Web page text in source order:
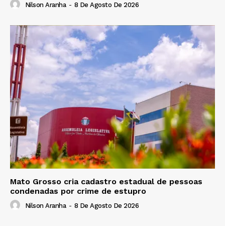
Nilson Aranha - 8 De Agosto De 2026
Mato Grosso cria cadastro estadual de pessoas
condenadas por crime de estupro
Nilson Aranha - 8 De Agosto De 2026